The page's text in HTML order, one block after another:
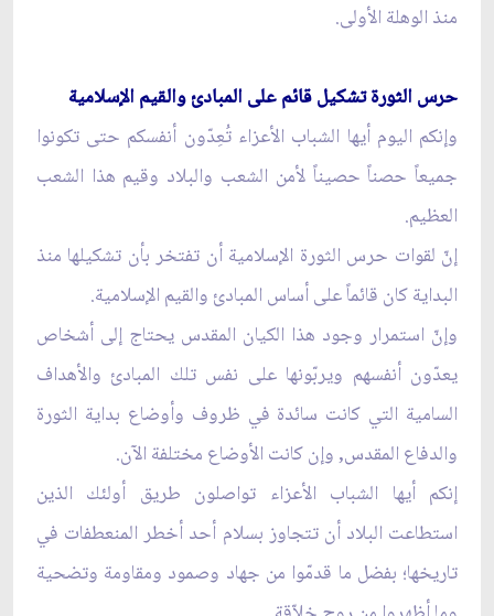
منذ الوهلة الأولى.
حرس الثورة تشكيل قائم على المبادئ والقيم الإسلامية
وإنكم اليوم أيها الشباب الأعزاء تُعِدّون أنفسكم حتى تكونوا
جميعاً حصناً حصيناً لأمن الشعب والبلاد وقيم هذا الشعب
العظيم.
إنّ لقوات حرس الثورة الإسلامية أن تفتخر بأن تشكيلها منذ
البداية كان قائماً على أساس المبادئ والقيم الإسلامية.
وإنّ استمرار وجود هذا الكيان المقدس يحتاج إلى أشخاص
يعدّون أنفسهم ويربّونها على نفس تلك المبادئ والأهداف
السامية التي كانت سائدة في ظروف وأوضاع بداية الثورة
والدفاع المقدس, وإن كانت الأوضاع مختلفة الآن.
إنكم أيها الشباب الأعزاء تواصلون طريق أولئك الذين
استطاعت البلاد أن تتجاوز بسلام أحد أخطر المنعطفات في
تاريخها؛ بفضل ما قدمّوا من جهاد وصمود ومقاومة وتضحية